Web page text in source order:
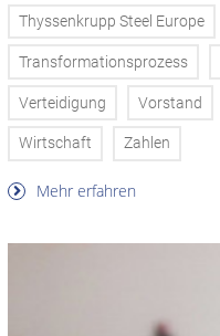
Thyssenkrupp Steel Europe
Transformationsprozess
Verteidigung Vorstand
Wirtschaft Zahlen
Mehr erfahren